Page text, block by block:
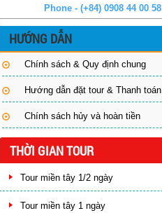
Phone - (+84) 0908 44 00 58
HƯỚNG DẪN
Chính sách & Quy định chung
Hướng dẫn đặt tour & Thanh toán
Chính sách hủy và hoàn tiền
THỜI GIAN TOUR
Tour miền tây 1/2 ngày
Tour miền tây 1 ngày